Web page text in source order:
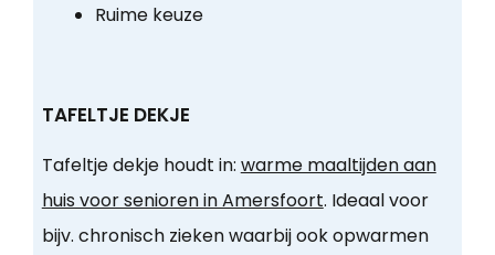
Ruime keuze
TAFELTJE DEKJE
Tafeltje dekje houdt in: warme maaltijden aan
huis voor senioren in Amersfoort. Ideaal voor
bijv. chronisch zieken waarbij ook opwarmen